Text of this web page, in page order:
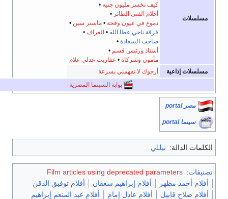
مسلسلات
كيف تخسر مليون جنيه •
أحلام الفتى الطائر•
دموع في عيون وقحة•ماستر سين •
فرقة ناجي عطا الله•العراف•
صاحب السعادة•
أستاذ ورئيس قسم•
مأمون وشركاه•عفاريت عدلي علام
مسلسلات إذاعية
أرجوك لا تفهمني بسرعة
بوابة السينما المصرية
مصر portal
سينما portal
الكلمات الدالة: نيللي
تصنيفات:
Film articles using deprecated parameters
أفلام أحمد مظهر
أفلام إبراهيم سعفان
أفلام توفيق الدقن
أفلام صلاح قابيل
أفلام عادل إمام
أفلام عبد المنعم إبراهيم